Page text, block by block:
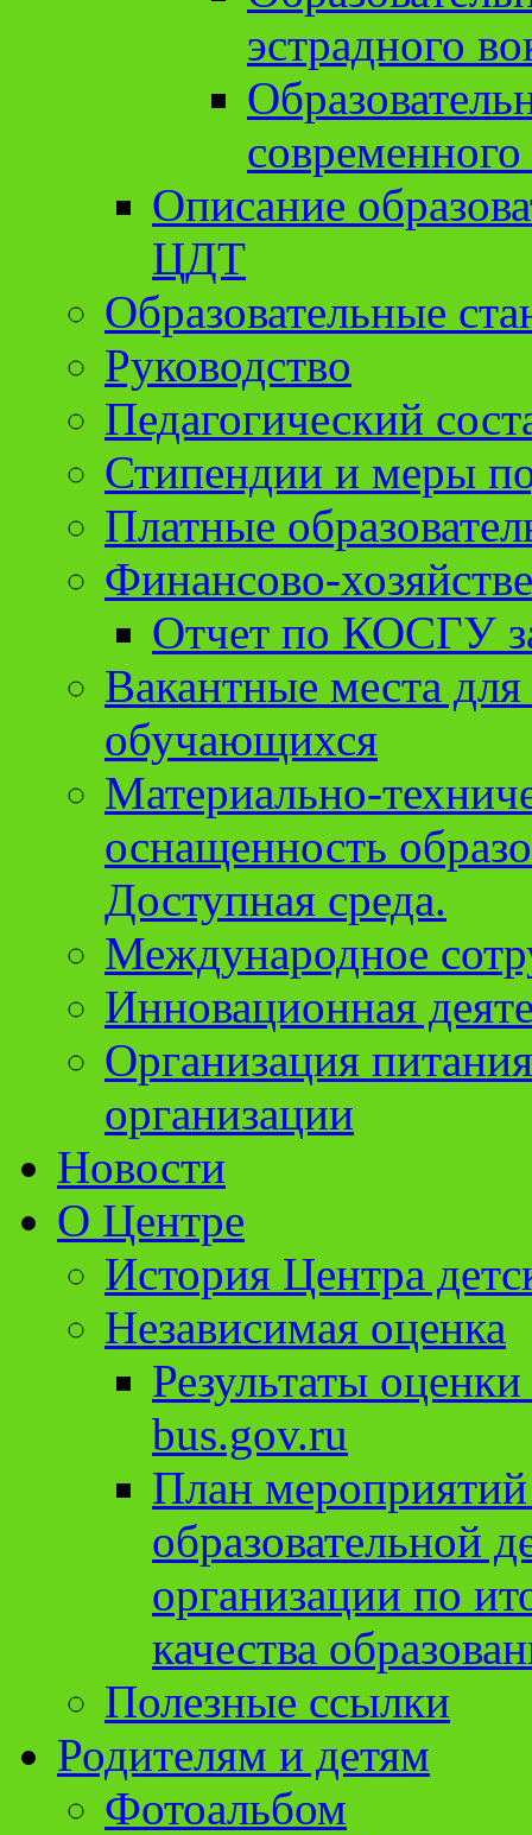
эстрадного
Описание
ЦДТ
Образовательные
Руководство
Педагогический
Стипендии и меры
Платные
Финансово-
Отчет по КОСГУ
Вакантные места
обучающихся
Материально-
оснащенность
Доступная среда.
Международное
Инновационная
Организация
организации
Новости
О Центре
История Центра
Независимая оценка
Результаты
bus.gov.ru
План
образовательной
организации по
качества
Полезные ссылки
Родителям и детям
Фотоальбом